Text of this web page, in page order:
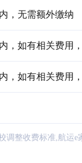
，无需额外缴纳
，如有相关费用
，如有相关费用
调整收费标准,航运